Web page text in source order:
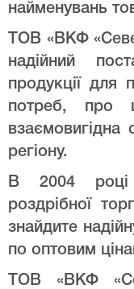
найменувань
ТОВ «ВКФ
надійний
продукції для
потреб, про
взаємовигідна
регіону.
В 2004 році
роздрібної
знайдите
по оптовим
ТОВ «ВКФ